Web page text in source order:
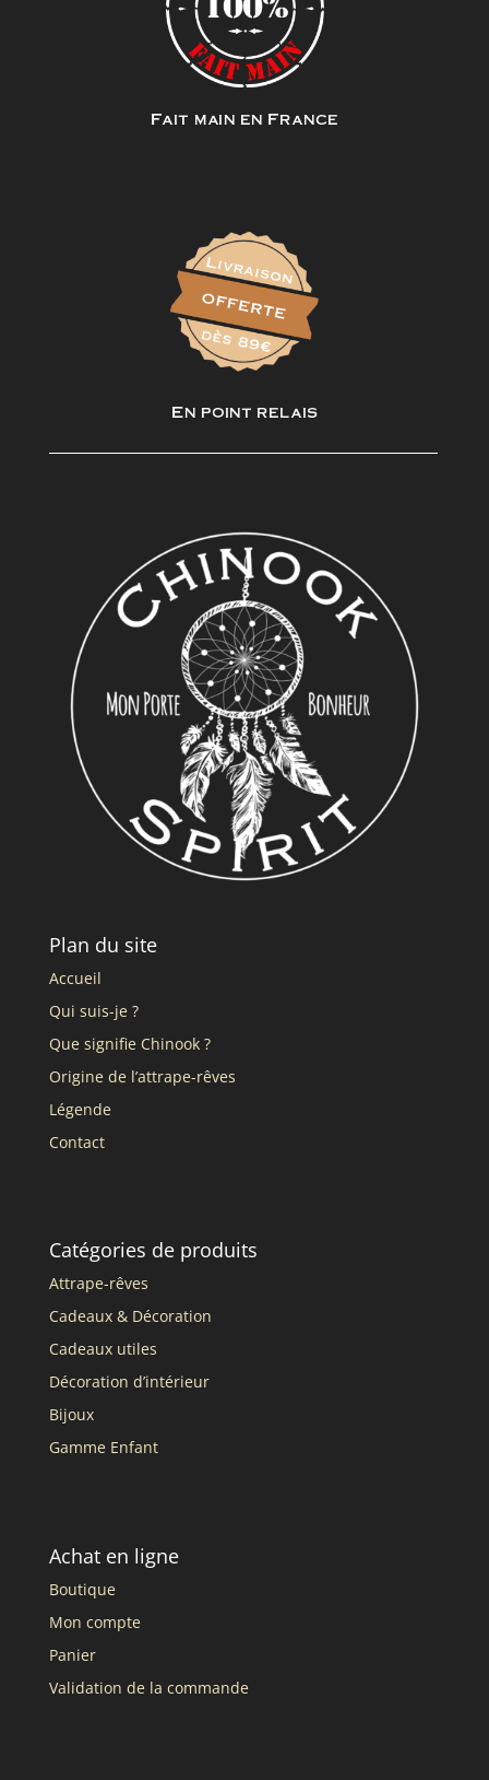
Fait main en France
En point relais
Plan du site
Accueil
Qui suis-je ?
Que signifie Chinook ?
Origine de l’attrape-rêves
Légende
Contact
Catégories de produits
Attrape-rêves
Cadeaux & Décoration
Cadeaux utiles
Décoration d’intérieur
Bijoux
Gamme Enfant
Achat en ligne
Boutique
Mon compte
Panier
Validation de la commande